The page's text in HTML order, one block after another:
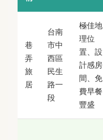
巷
弄
旅
居
台南
市中
西區
民生
路一
段
極佳地
理位
置、設
計感房
間、免
費早餐
豐盛